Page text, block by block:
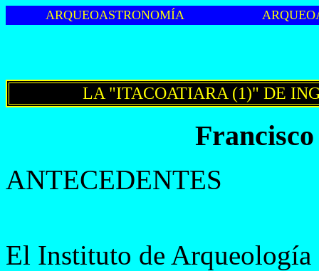
ARQUEOASTRONOMÍA
LA "ITACOATIARA (1)" DE
ANTECEDENTES
El Instituto de